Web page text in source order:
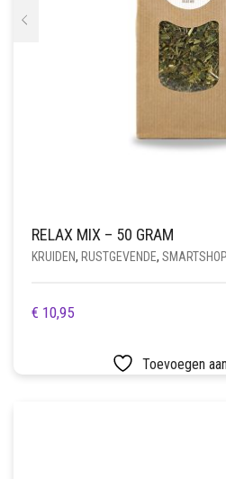
RELAX MIX – 50 GRAM
KRUIDEN, RUSTGEVENDE, SMARTSHOP
€ 10,95
Toevoegen